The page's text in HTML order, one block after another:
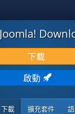
Joomla!
下載
啟動
下載 擴充套件